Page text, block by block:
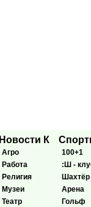
Новости К
Агро
Работа
Религия
Музеи
Театр
100+1
:Ш -
Шахтёр
Арена
Гольф